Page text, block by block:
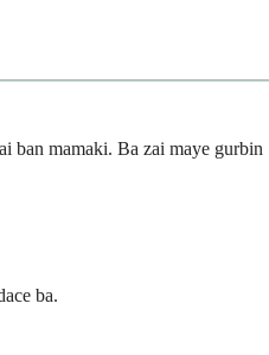
ban mamaki. Ba zai maye gurbin
ba.